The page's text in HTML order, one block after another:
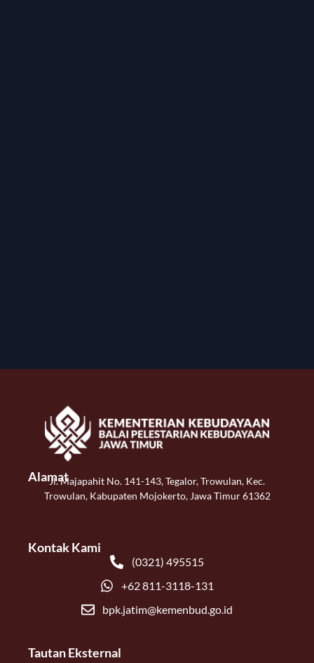
AlamatJl. Majapahit No. 141-143, Tegalor, Trowulan, Kec.
Trowulan, Kabupaten Mojokerto, Jawa Timur 61362
Kontak Kami
(0321) 495515
+62 811-3118-131
bpk.jatim@kemenbud.go.id
Tautan Eksternal